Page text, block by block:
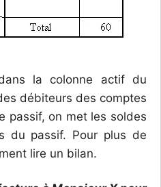
la colonne actif du
débiteurs des comptes
passif, on met les soldes
du passif. Pour plus de
lire un bilan.